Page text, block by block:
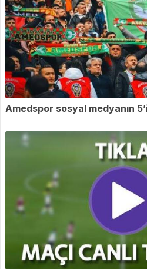
Amedspor sosyal medyanın